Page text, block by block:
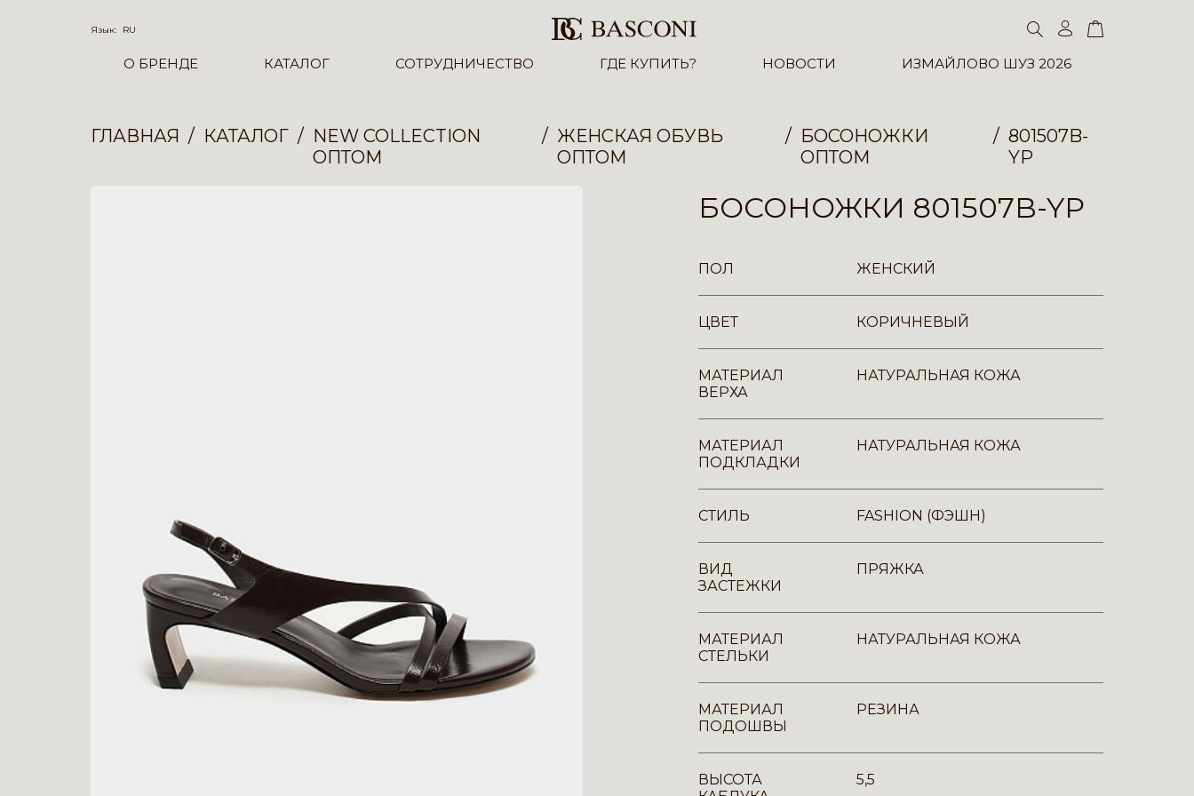
Язык: RU
О БРЕНДЕ КАТАЛОГ СОТРУДНИЧЕСТВО ГДЕ КУПИТЬ? НОВОСТИ ИЗМАЙЛОВО ШУЗ 2026
ГЛАВНАЯ КАТАЛОГ
NEW COLLECTION
ОПТОМ
ЖЕНСКАЯ ОБУВЬ
ОПТОМ
БОСОНОЖКИ
ОПТОМ
801507B-
YP
БОСОНОЖКИ 801507B-YP
ПОЛ ЖЕНСКИЙ
ЦВЕТ КОРИЧНЕВЫЙ
МАТЕРИАЛ
ВЕРХА
НАТУРАЛЬНАЯ КОЖА
МАТЕРИАЛ
ПОДКЛАДКИ
НАТУРАЛЬНАЯ КОЖА
СТИЛЬ FASHION (ФЭШН)
ВИД
ЗАСТЕЖКИ
ПРЯЖКА
МАТЕРИАЛ
СТЕЛЬКИ
НАТУРАЛЬНАЯ КОЖА
МАТЕРИАЛ
ПОДОШВЫ
РЕЗИНА
ВЫСОТА
5,5